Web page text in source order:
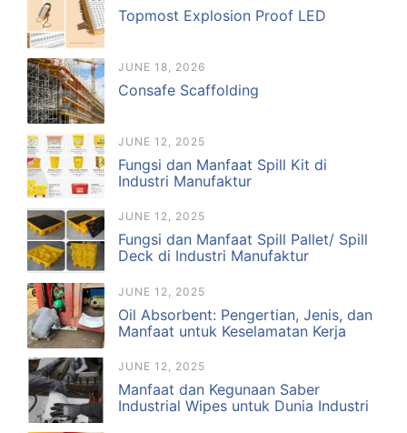
Topmost Explosion Proof LED
JUNE 18, 2026
Consafe Scaffolding
JUNE 12, 2025
Fungsi dan Manfaat Spill Kit di
Industri Manufaktur
JUNE 12, 2025
Fungsi dan Manfaat Spill Pallet/ Spill
Deck di Industri Manufaktur
JUNE 12, 2025
Oil Absorbent: Pengertian, Jenis, dan
Manfaat untuk Keselamatan Kerja
JUNE 12, 2025
Manfaat dan Kegunaan Saber
Industrial Wipes untuk Dunia Industri